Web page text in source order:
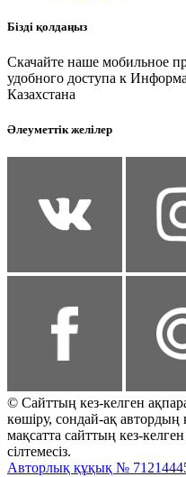
Бізді қолдаңыз
Скачайте наше мобильное
удобного доступа к
Казахстана
Әлеуметтік желілер
© Сайттың кез-келген
көшіру, сондай-ақ автордың
мақсатта сайттың кез-
сілтемесіз.
Авторлық құқық №